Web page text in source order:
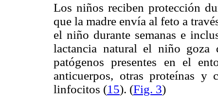
Los niños reciben protección
que la madre envía al feto a
el niño durante semanas e
lactancia natural el niño goza
patógenos presentes en el
anticuerpos, otras proteínas y
linfocitos (15). (Fig. 3)